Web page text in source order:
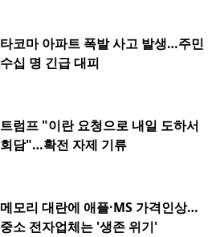
타코마 아파트 폭발 사고 발생…주민
수십 명 긴급 대피
트럼프 "이란 요청으로 내일 도하서
회담"…확전 자제 기류
메모리 대란에 애플·MS 가격인상…
중소 전자업체는 '생존 위기'